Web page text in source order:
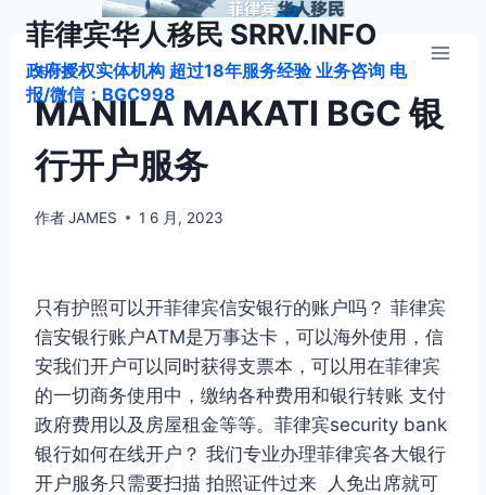
菲律宾华人移民 SRRV.INFO
政府授权实体机构 超过18年服务经验 业务咨询 电
报/微信：BGC998
未分类
MANILA MAKATI BGC 银
行开户服务
作者JAMES 1 6 月, 2023
只有护照可以开菲律宾信安银行的账户吗？ 菲律宾
信安银行账户ATM是万事达卡，可以海外使用，信
安我们开户可以同时获得支票本，可以用在菲律宾
的一切商务使用中，缴纳各种费用和银行转账 支付
政府费用以及房屋租金等等。菲律宾security bank
银行如何在线开户？ 我们专业办理菲律宾各大银行
开户服务只需要扫描 拍照证件过来 人免出席就可